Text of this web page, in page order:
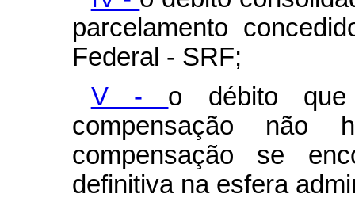
parcelamento
Federal - SRF;
V - o débito
compensação não
compensação se
definitiva na esfera